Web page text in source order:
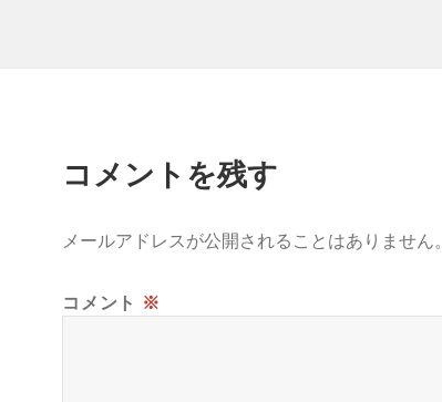
コメントを残す
メールアドレスが公開されることはありません。
コメント ※